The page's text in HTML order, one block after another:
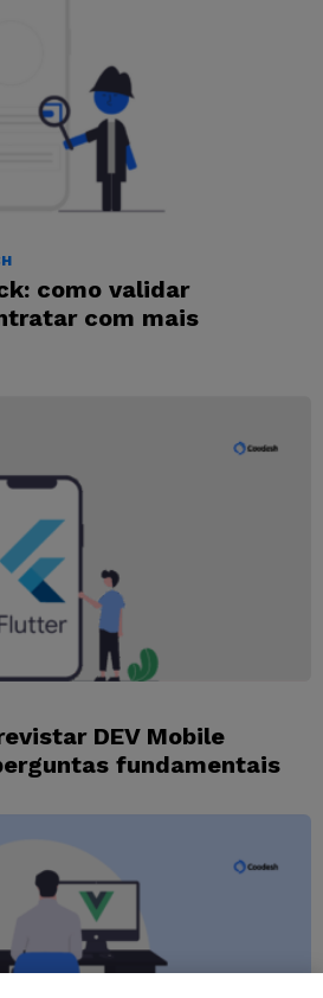
como validar
com mais
DEV Mobile
fundamentais